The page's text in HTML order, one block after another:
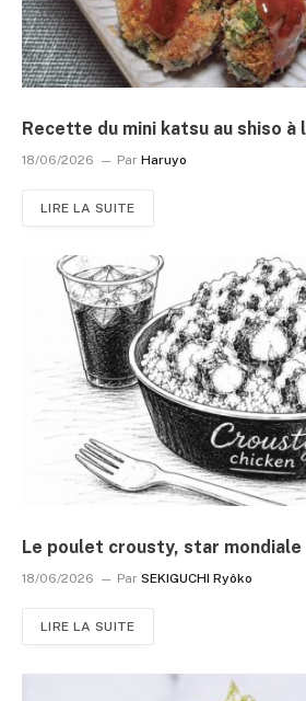
Recette du mini katsu au shiso à
18/06/2026 Par Haruyo
LIRE LA SUITE
Le poulet crousty, star mondiale
18/06/2026 Par SEKIGUCHI Ryôko
LIRE LA SUITE